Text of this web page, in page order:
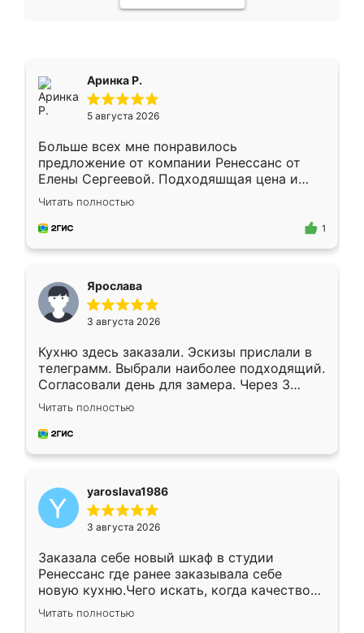
Аринка Р.
5 августа 2026
Больше всех мне понравилось
предложение от компании Ренессанс от
Елены Сергеевой. Подходяшщая цена и
короткие сроки изготовления. Приехавший
для замера сотрудник Владислав
предложил по моему эскизу самый
Читать полностью
1
Ярослава
3 августа 2026
Кухню здесь заказали. Эскизы прислали в
телеграмм. Выбрали наиболее подходящий.
Согласовали день для замера. Через 3
недели кухня была уже готова. Остались
довольны работой. Спасибо Ренессанс
мебель за качественную работу!
Читать полностью
yaroslava1986
3 августа 2026
Заказала себе новый шкаф в студии
Ренессанс где ранее заказывала себе
новую кухню.Чего искать, когда качеством
вполне довольна. Служит кухня уже почти
два года, нареканий нет.
Читать полностью